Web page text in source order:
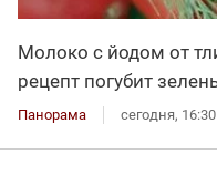
Молоко с йодом от
рецепт погубит
Панорама сегодня, 16:30